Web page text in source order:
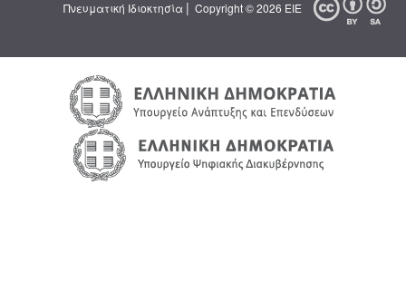
Πνευματική Ιδιοκτησία | Copyright © 2026 ΕΙΕ